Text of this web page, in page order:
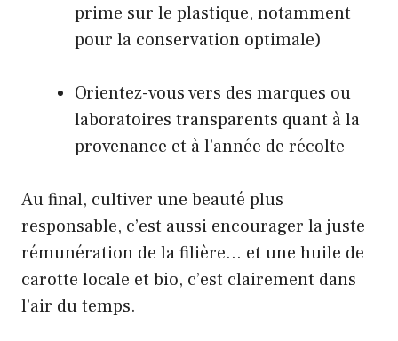
prime sur le plastique, notamment
pour la conservation optimale)
Orientez-vous vers des marques ou
laboratoires transparents quant à la
provenance et à l’année de récolte
Au final, cultiver une beauté plus
responsable, c’est aussi encourager la juste
rémunération de la filière… et une huile de
carotte locale et bio, c’est clairement dans
l’air du temps.